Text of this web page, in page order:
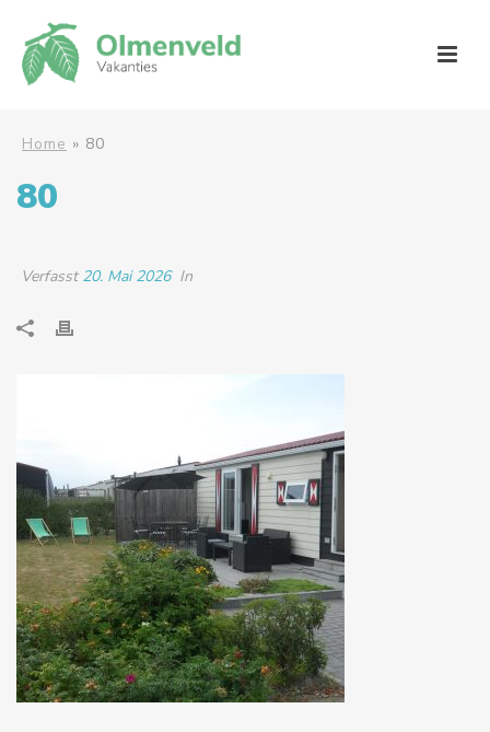
Home » 80
80
Verfasst 20. Mai 2026 In